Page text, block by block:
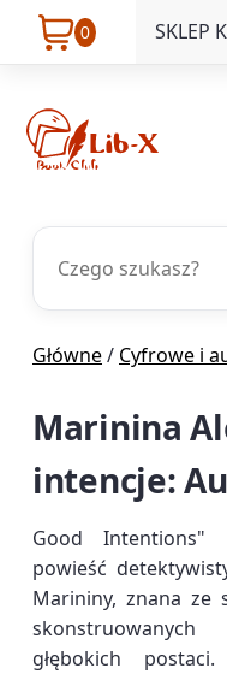
0 SKLEP
Główne/ Cyfrowe i
Marinina
intencje:
Good Intentions"
powieść
Marininy, znana ze
głębokich